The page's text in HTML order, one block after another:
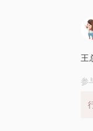
王
参